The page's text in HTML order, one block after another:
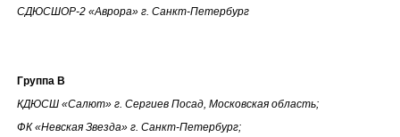
СДЮСШОР-2 «Аврора» г. Санкт-Петербург
Группа В
КДЮСШ «Салют» г. Сергиев Посад, Московская область;
ФК «Невская Звезда» г. Санкт-Петербург;